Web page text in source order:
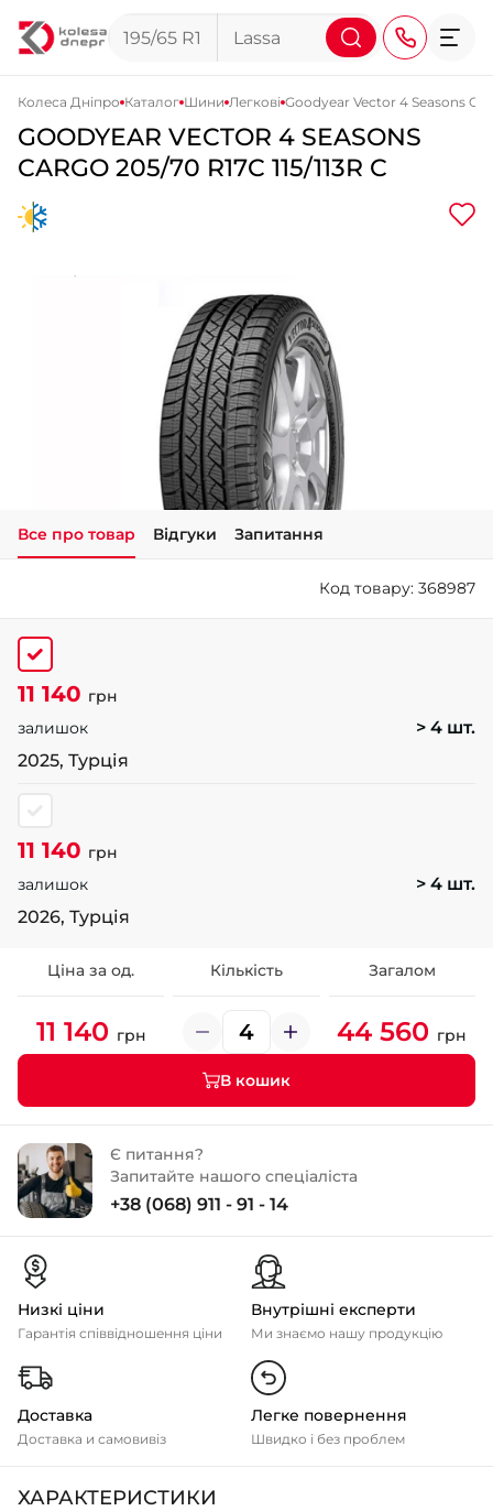
+38 (068) 911-911-4
+38 (067) 911-14-14
- на Щепкіна
+38 (098) 911-911-0
- на Тополі
+38 (098) 911-911-4
- на Калиновій
+38 (077) 7-184-184
- Донецьке шосе
+38 (050)-911-911-2
+38 (099)-643-33-77
Колеса Дніпро Каталог Шини Легкові Goodyear Vector 4 Seasons
GOODYEAR VECTOR 4 SEASONS
CARGO 205/70 R17C 115/113R C
Все про товар Відгуки Запитання
Код товару: 368987
11 140 грн
залишок
> 4 шт.
2025, Турція
11 140 грн
залишок
> 4 шт.
2026, Турція
Ціна за од. Кількість Загалом
11 140 грн 44 560 грн
В кошик
Є питання?
Запитайте нашого спеціаліста
+38 (068) 911 - 91 - 14
Низкі ціни
Гарантія співвідношення ціни
Внутрішні експерти
Ми знаємо нашу продукцію
Доставка
Доставка и самовивіз
Легке повернення
Швидко і без проблем
ХАРАКТЕРИСТИКИ